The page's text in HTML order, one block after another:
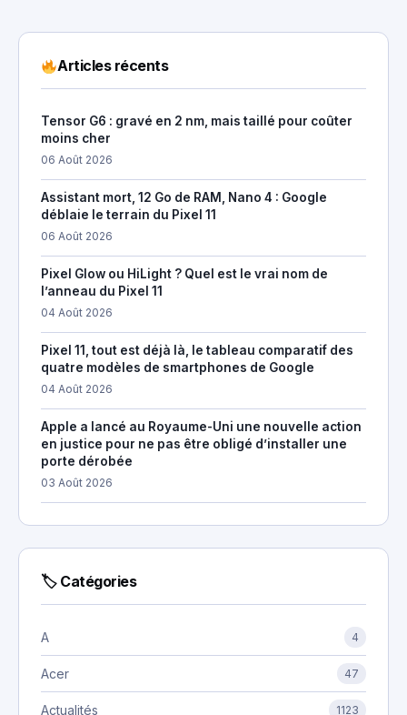
Articles récents
Tensor G6 : gravé en 2 nm, mais taillé pour coûter
moins cher
06 Août 2026
Assistant mort, 12 Go de RAM, Nano 4 : Google
déblaie le terrain du Pixel 11
06 Août 2026
Pixel Glow ou HiLight ? Quel est le vrai nom de
l’anneau du Pixel 11
04 Août 2026
Pixel 11, tout est déjà là, le tableau comparatif des
quatre modèles de smartphones de Google
04 Août 2026
Apple a lancé au Royaume-Uni une nouvelle action
en justice pour ne pas être obligé d’installer une
porte dérobée
03 Août 2026
🏷 Catégories
A 4
Acer 47
Actualités 1123